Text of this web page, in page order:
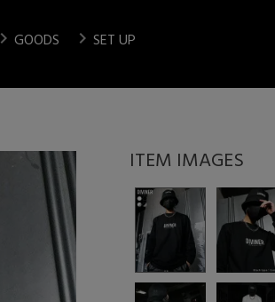
chevron_right GOODS chevron_right SET UP